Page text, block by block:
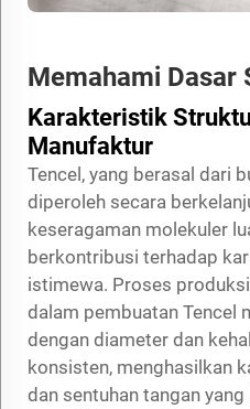
Memahami Dasar
Karakteristik
Manufaktur
Tencel, yang berasal dari
diperoleh secara
keseragaman molekuler
berkontribusi terhadap
istimewa. Proses
dalam pembuatan Tencel
dengan diameter dan
konsisten, menghasilkan
dan sentuhan tangan